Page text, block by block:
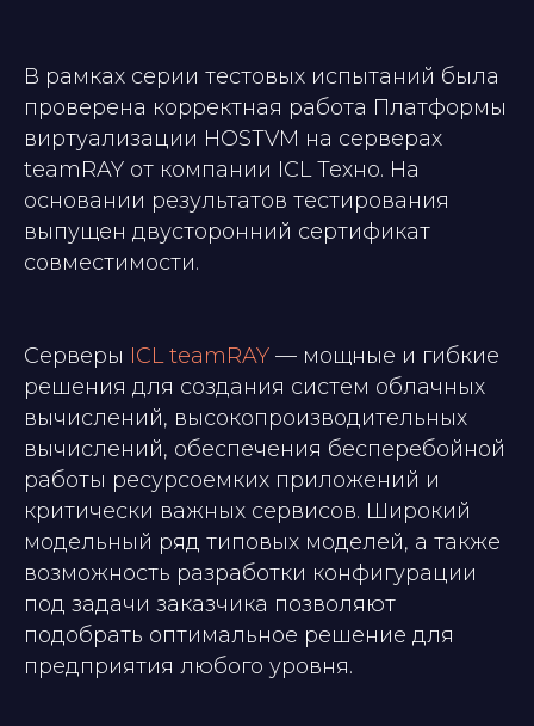
В рамках серии тестовых испытаний была
проверена корректная работа Платформы
виртуализации HOSTVM на серверах
teamRAY от компании ICL Техно. На
основании результатов тестирования
выпущен двусторонний сертификат
совместимости.
Серверы ICL teamRAY — мощные и гибкие
решения для создания систем облачных
вычислений, высокопроизводительных
вычислений, обеспечения бесперебойной
работы ресурсоемких приложений и
критически важных сервисов. Широкий
модельный ряд типовых моделей, а также
возможность разработки конфигурации
под задачи заказчика позволяют
подобрать оптимальное решение для
предприятия любого уровня.